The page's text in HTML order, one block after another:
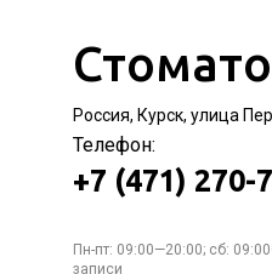
Россия, Курск, улица
Телефон:
+7 (471) 270-
Пн-пт: 09:00—20:00; сб:
записи